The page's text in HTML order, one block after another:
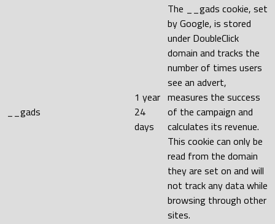
__gads
1 year
24
days
The __gads cookie, set
by Google, is stored
under DoubleClick
domain and tracks the
number of times users
see an advert,
measures the success
of the campaign and
calculates its revenue.
This cookie can only be
read from the domain
they are set on and will
not track any data while
browsing through other
sites.